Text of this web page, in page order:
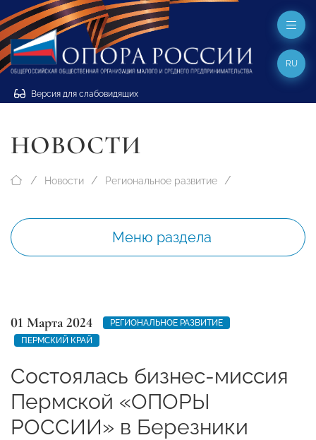
Версия для слабовидящих
RU
НОВОСТИ
Новости Региональное развитие
Меню раздела
01 Марта 2024
РЕГИОНАЛЬНОЕ РАЗВИТИЕ
ПЕРМСКИЙ КРАЙ
Состоялась бизнес-миссия
Пермской «ОПОРЫ
РОССИИ» в Березники